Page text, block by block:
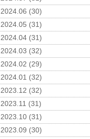
2024.06 (30)
2024.05 (31)
2024.04 (31)
2024.03 (32)
2024.02 (29)
2024.01 (32)
2023.12 (32)
2023.11 (31)
2023.10 (31)
2023.09 (30)